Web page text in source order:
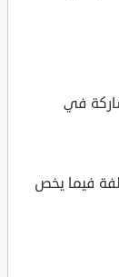
في
فيما يخص